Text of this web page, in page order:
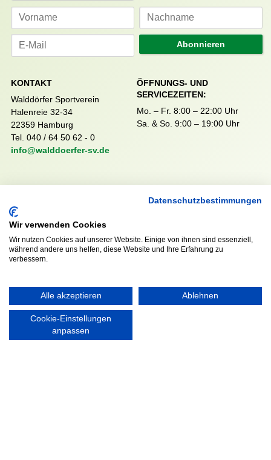
Abonnieren
KONTAKT
Walddörfer Sportverein
Halenreie 32-34
22359 Hamburg
Tel. 040 / 64 50 62 - 0
info@walddoerfer-sv.de
ÖFFNUNGS- UND
SERVICEZEITEN:
Mo. – Fr. 8:00 – 22:00 Uhr
Sa. & So. 9:00 – 19:00 Uhr
Nordsport.store
Impressum
Datenschutzerklärung
Datenschutzbestimmungen
Wir verwenden Cookies
Wir nutzen Cookies auf unserer Website. Einige von ihnen sind essenziell,
während andere uns helfen, diese Website und Ihre Erfahrung zu
verbessern.
Alle akzeptieren Ablehnen
Cookie-Einstellungen
anpassen